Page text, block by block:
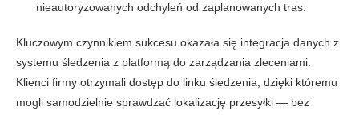
nieautoryzowanych odchyleń od zaplanowanych tras.
Kluczowym czynnikiem sukcesu okazała się integracja danych z
systemu śledzenia z platformą do zarządzania zleceniami.
Klienci firmy otrzymali dostęp do linku śledzenia, dzięki któremu
mogli samodzielnie sprawdzać lokalizację przesyłki — bez